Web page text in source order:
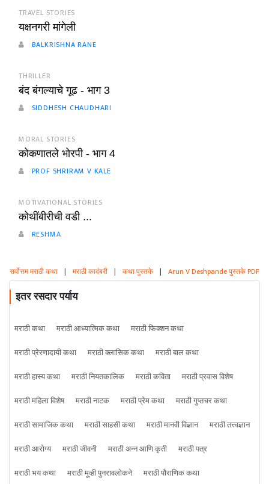
TRAVEL STORIES
यक्षनगरी मांगेली
BALKRISHNA RANE
THRILLER
बंद बंगल्याचे गूढ - भाग 3
SIDDHESH CHAUDHARI
MORAL STORIES
कोकणातले भोरपी - भाग 4
PROF SHRIRAM V KALE
MOTIVATIONAL STORIES
कोथींबीरीची वडी ...
RESHMA
सर्वोत्तम मराठी कथा | मराठी कादंबरी | कथा पुस्तके | Arun V Deshpande पुस्तके PDF
इतर रसदार पर्याय
मराठी कथा मराठी आध्यात्मिक कथा
मराठी फिक्शन कथा
मराठी प्रेरणादायी कथा
मराठी क्लासिक कथा
मराठी बाल कथा
मराठी हास्य कथा
मराठी नियतकालिक मराठी कविता
मराठी प्रवास विशेष
मराठी महिला विशेष
मराठी नाटक मराठी प्रेम कथा
मराठी गुप्तचर कथा
मराठी सामाजिक कथा
मराठी साहसी कथा मराठी मानवी विज्ञान
मराठी तत्त्वज्ञान
मराठी आरोग्य
मराठी जीवनी मराठी अन्न आणि कृती
मराठी पत्र
मराठी भय कथा
मराठी मूव्ही पुनरावलोकने
मराठी पौराणिक कथा